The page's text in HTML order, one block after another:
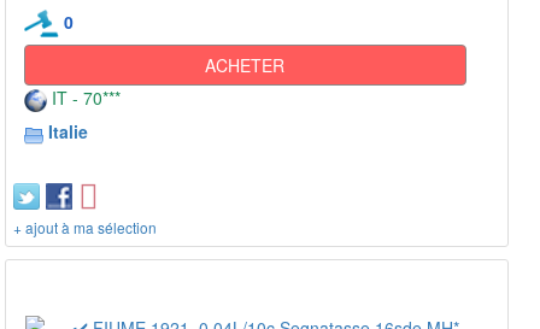
0
ACHETER
IT - 70***
Italie
+ ajout à ma sélection